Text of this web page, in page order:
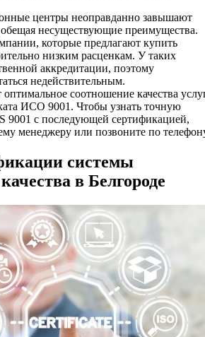
центры неоправданно завышают
несуществующие преимущества.
которые предлагают купить
низким расценкам. У таких
аккредитации, поэтому
недействительным.
оптимальное соотношение качества
ИСО 9001. Чтобы узнать точную
9001 с последующей сертификацией,
менеджеру или позвоните по
системы
в Белгороде